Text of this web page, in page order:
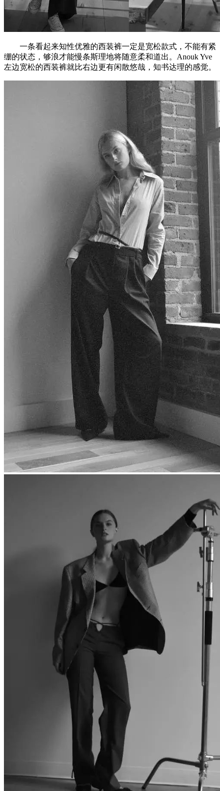
一条看起来知性优雅的西装裤一定是宽松款式，不能有紧
绷的状态，够浪才能慢条斯理地将随意柔和道出。Anouk Yve
左边宽松的西装裤就比右边更有闲散悠哉，知书达理的感觉。